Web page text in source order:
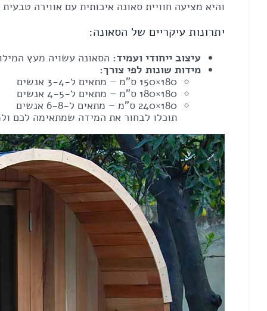
והיא מציעה חוויית סאונה איכותית עם אווירה
יתרונות עיקריים של הסאונה:
עיצוב ייחודי ועמיד: הסאונה עשויה מעץ המילוק קנדי איכותי בעובי 38-40
מידות שונות לפי צורך:
180×150 ס"מ – מתאים ל-3-4 אנשים
180×180 ס"מ – מתאים ל-4-5 אנשים
180×240 ס"מ – מתאים ל-6-8 אנשים
תוכלו לבחור את המידה שמתאימה לכם